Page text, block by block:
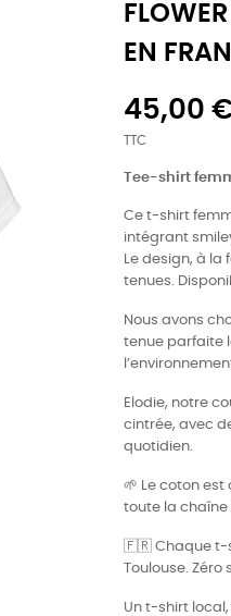
EN
45,00
TTC
Tee-shirt
Ce t-shirt
intégrant
Le design, à la
tenues.
Nous avons
tenue parfaite
Elodie, notre
cintrée, avec
quotidien.
🌱 Le coton
toute la chaîne
🇫🇷 Chaque t-
Toulouse. Zéro
Un t-shirt